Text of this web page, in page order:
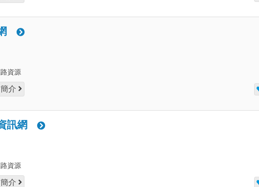
資源
簡介
訊網
資源
簡介